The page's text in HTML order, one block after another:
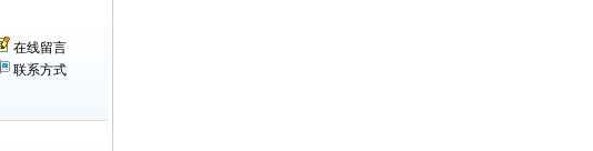
在线留言
联系方式